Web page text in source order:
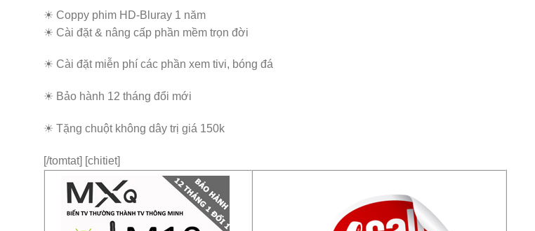
☀ Coppy phim HD-Bluray 1 năm
☀ Cài đặt & nâng cấp phần mềm trọn đời
☀ Cài đặt miễn phí các phần xem tivi, bóng đá
☀ Bảo hành 12 tháng đổi mới
☀ Tặng chuột không dây trị giá 150k
[/tomtat] [chitiet]